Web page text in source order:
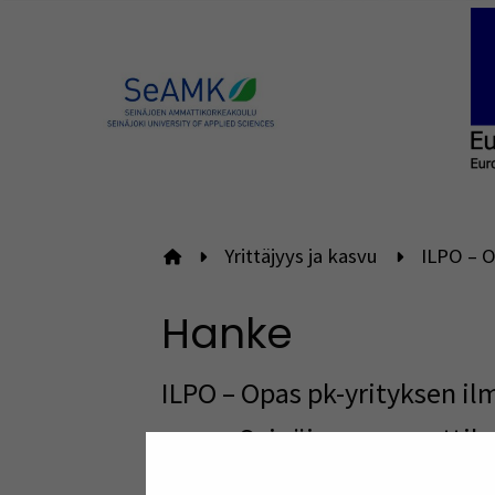
Etusivulle
Yrittäjyys ja kasvu ILPO –
Hanke
ILPO – Opas pk-yrityksen
osana Seinäjoen